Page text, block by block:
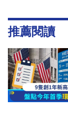
推薦閱讀